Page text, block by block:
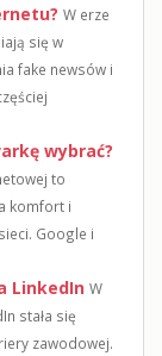
W erze
się w
fake newsów i
wybrać?
to
komfort i
Google i
LinkedIn W
stała się
zawodowej.